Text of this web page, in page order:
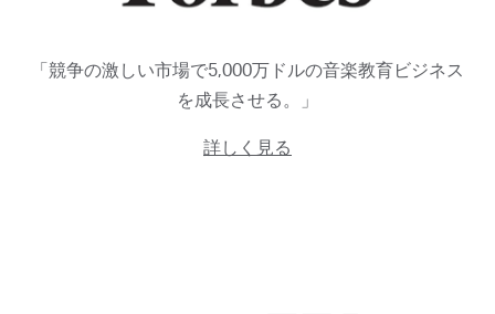
「競争の激しい市場で5,000万ドルの音楽教育ビジネス
を成長させる。」
詳しく見る